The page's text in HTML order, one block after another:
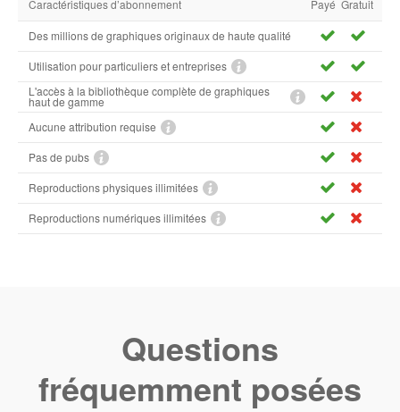
Caractéristiques d’abonnement Payé Gratuit
Des millions de graphiques originaux de haute qualité
Utilisation pour particuliers et entreprises
L'accès à la bibliothèque complète de graphiques
haut de gamme
Aucune attribution requise
Pas de pubs
Reproductions physiques illimitées
Reproductions numériques illimitées
Questions
fréquemment posées